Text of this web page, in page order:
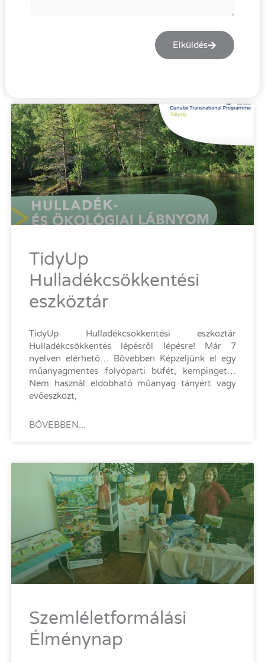
Elküldés
TidyUp
Hulladékcsökkentési
eszköztár
TidyUp Hulladékcsökkentési eszköztár
Hulladékcsökkentés lépésről lépésre! Már 7
nyelven elérhető… Bővebben Képzeljünk el egy
műanyagmentes folyóparti büfét, kempinget…
Nem használ eldobható műanyag tányért vagy
evőeszközt,
BŐVEBBEN...
Szemléletformálási
Élménynap